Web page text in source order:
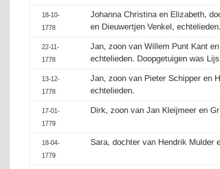
18-10-
1778
Johanna Christina en Elizabeth,
en Dieuwertjen Venkel,
22-11-
1778
Jan, zoon van Willem Punt Kant
echtelieden. Doopgetuigen was
13-12-
1778
Jan, zoon van Pieter Schipper en
echtelieden.
17-01-
1779
Dirk, zoon van Jan Kleijmeer en
18-04-
1779
Sara, dochter van Hendrik Mulder